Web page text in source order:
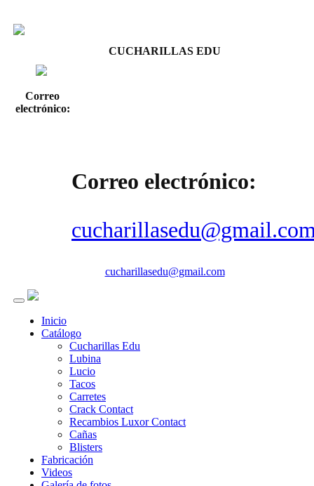
CUCHARILLAS EDU
Correo electrónico:
Correo
electrónico:
cucharillasedu@gmail.com
Inicio
Catálogo
Cucharillas Edu
Lubina
Lucio
Tacos
Carretes
Crack Contact
Recambios Luxor Contact
Cañas
Blisters
Fabricación
Videos